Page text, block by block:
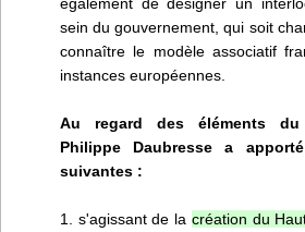
sein du gouvernement, qui soit
connaître le modèle associatif
instances européennes.
Au regard des éléments du
Philippe Daubresse a
suivantes :
1. s'agissant de la création du